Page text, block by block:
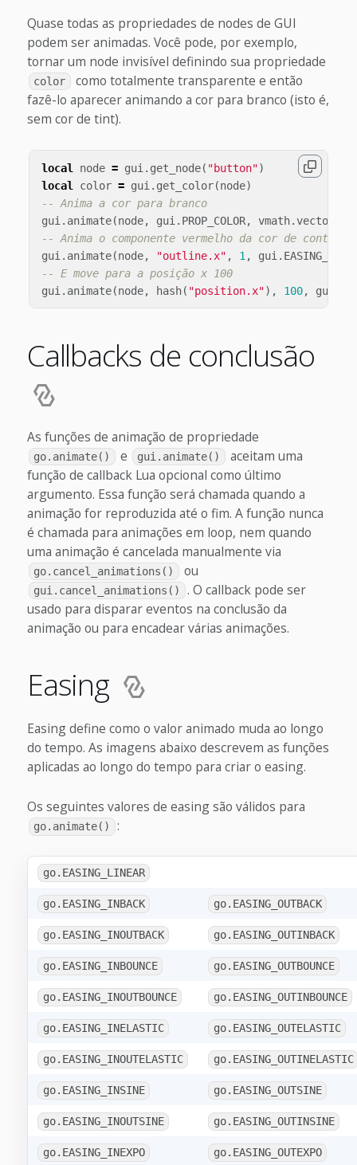
Quase todas as propriedades de nodes de GUI
podem ser animadas. Você pode, por exemplo,
tornar um node invisível definindo sua propriedade
color
como totalmente transparente e então
fazê-lo aparecer animando a cor para branco (isto é,
sem cor de tint).
local node = gui . get_node( "button")
local
color = gui . get_color(node)
-- Anima a cor para branco
gui . animate(node, gui . PROP_COLOR, vmath.vector4
-- Anima o componente vermelho da cor de contorno
gui . animate(node, "outline.x" , 1 , gui .
-- E move para a posição x 100
gui . animate(node, hash( "position.x"), 100, gui
Callbacks de conclusão
As funções de animação de propriedade
go.animate() e gui.animate()
aceitam uma
função de callback Lua opcional como último
argumento. Essa função será chamada quando a
animação for reproduzida até o fim. A função nunca
é chamada para animações em loop, nem quando
uma animação é cancelada manualmente via
go.cancel_animations() ou
gui.cancel_animations()
. O callback pode ser
usado para disparar eventos na conclusão da
animação ou para encadear várias animações.
Easing
Easing define como o valor animado muda ao longo
do tempo. As imagens abaixo descrevem as funções
aplicadas ao longo do tempo para criar o easing.
Os seguintes valores de easing são válidos para
go.animate() :
go.EASING_LINEAR
go.EASING_INBACK go.EASING_OUTBACK
go.EASING_INOUTBACK go.EASING_OUTINBACK
go.EASING_INBOUNCE go.EASING_OUTBOUNCE
go.EASING_INOUTBOUNCE go.EASING_OUTINBOUNCE
go.EASING_INELASTIC go.EASING_OUTELASTIC
go.EASING_INOUTELASTIC go.EASING_OUTINELASTIC
go.EASING_INSINE go.EASING_OUTSINE
go.EASING_INOUTSINE go.EASING_OUTINSINE
go.EASING_INEXPO go.EASING_OUTEXPO